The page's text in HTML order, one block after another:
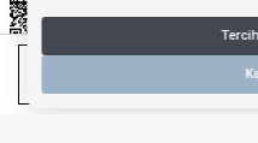
Anasayfa Mağazalarımız